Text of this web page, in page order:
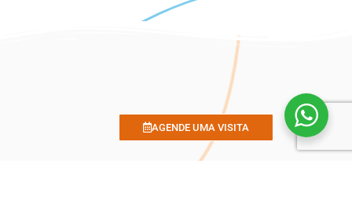
AGENDE UMA VISITA